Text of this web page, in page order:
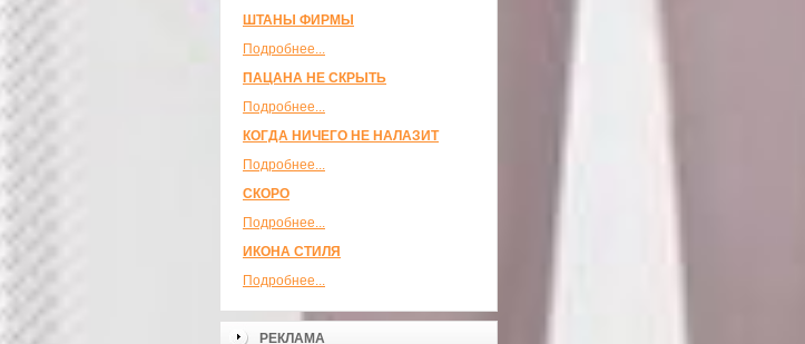
ШТАНЫ ФИРМЫ
Подробнее...
ПАЦАНА НЕ СКРЫТЬ
Подробнее...
КОГДА НИЧЕГО НЕ НАЛАЗИТ
Подробнее...
СКОРО
Подробнее...
ИКОНА СТИЛЯ
Подробнее...
РЕКЛАМА